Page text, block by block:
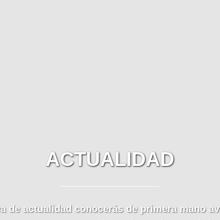
ACTUALIDAD
de actualidad conocerás de primera mano